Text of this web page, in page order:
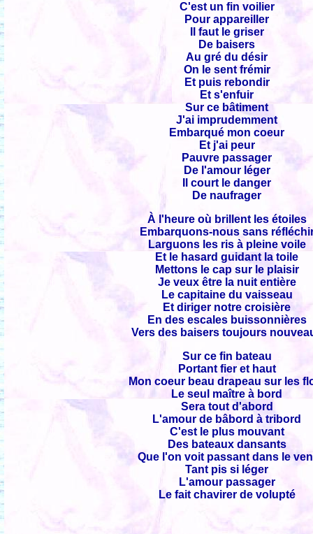
C'est un fin voilier
Pour appareiller
Il faut le griser
De baisers
Au gré du désir
On le sent frémir
Et puis rebondir
Et s'enfuir
Sur ce bâtiment
J'ai imprudemment
Embarqué mon coeur
Et j'ai peur
Pauvre passager
De l'amour léger
Il court le danger
De naufrager
À l'heure où brillent les étoiles
Embarquons-nous sans
Larguons les ris à pleine voile
Et le hasard guidant la toile
Mettons le cap sur le plaisir
Je veux être la nuit entière
Le capitaine du vaisseau
Et diriger notre croisière
En des escales buissonnières
Vers des baisers toujours
Sur ce fin bateau
Portant fier et haut
Mon coeur beau drapeau sur les
Le seul maître à bord
Sera tout d'abord
L'amour de bâbord à tribord
C'est le plus mouvant
Des bateaux dansants
Que l'on voit passant dans le
Tant pis si léger
L'amour passager
Le fait chavirer de volupté